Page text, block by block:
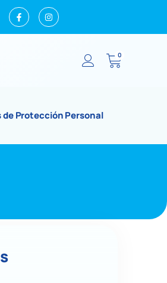
0
de Protección Personal